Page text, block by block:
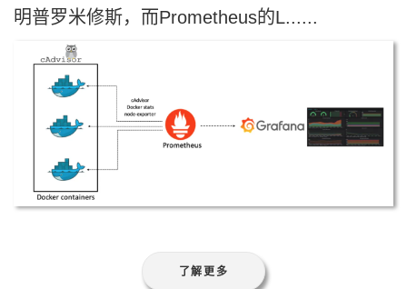
明普罗米修斯，而Prometheus的L......
了解更多